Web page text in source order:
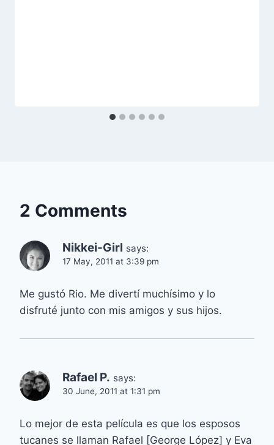
2 Comments
Nikkei-Girl says:
17 May, 2011 at 3:39 pm
Me gustó Rio. Me divertí muchísimo y lo
disfruté junto con mis amigos y sus hijos.
Rafael P. says:
30 June, 2011 at 1:31 pm
Lo mejor de esta película es que los esposos
tucanes se llaman Rafael [George López] y Eva